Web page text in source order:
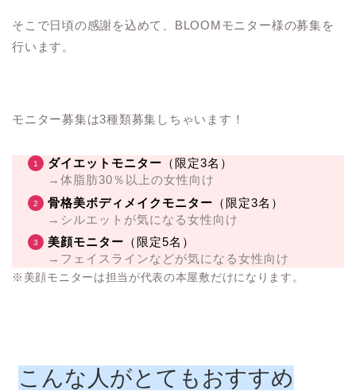
そこで日頃の感謝を込めて、 BLOOMモニター様の募集を
行います。
モニター募集は3種類募集しちゃいます！
ダイエットモニター （限定3名）
→体脂肪30％以上の女性向け
骨格美ボディメイクモニター （限定3名）
→シルエットが気になる女性向け
美顔モニター （限定5名）
→フェイスラインなどが気になる女性向け
※美顔モニターは担当が代表の本屋敷だけになります。
こんな人がとてもおすすめ